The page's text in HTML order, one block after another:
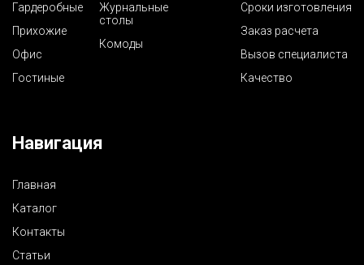
Гардеробные
Прихожие
Офис
Гостиные
Журнальные
столы
Комоды
Сроки изготовления
Заказ расчета
Вызов специалиста
Качество
Навигация
Главная
Каталог
Контакты
Статьи